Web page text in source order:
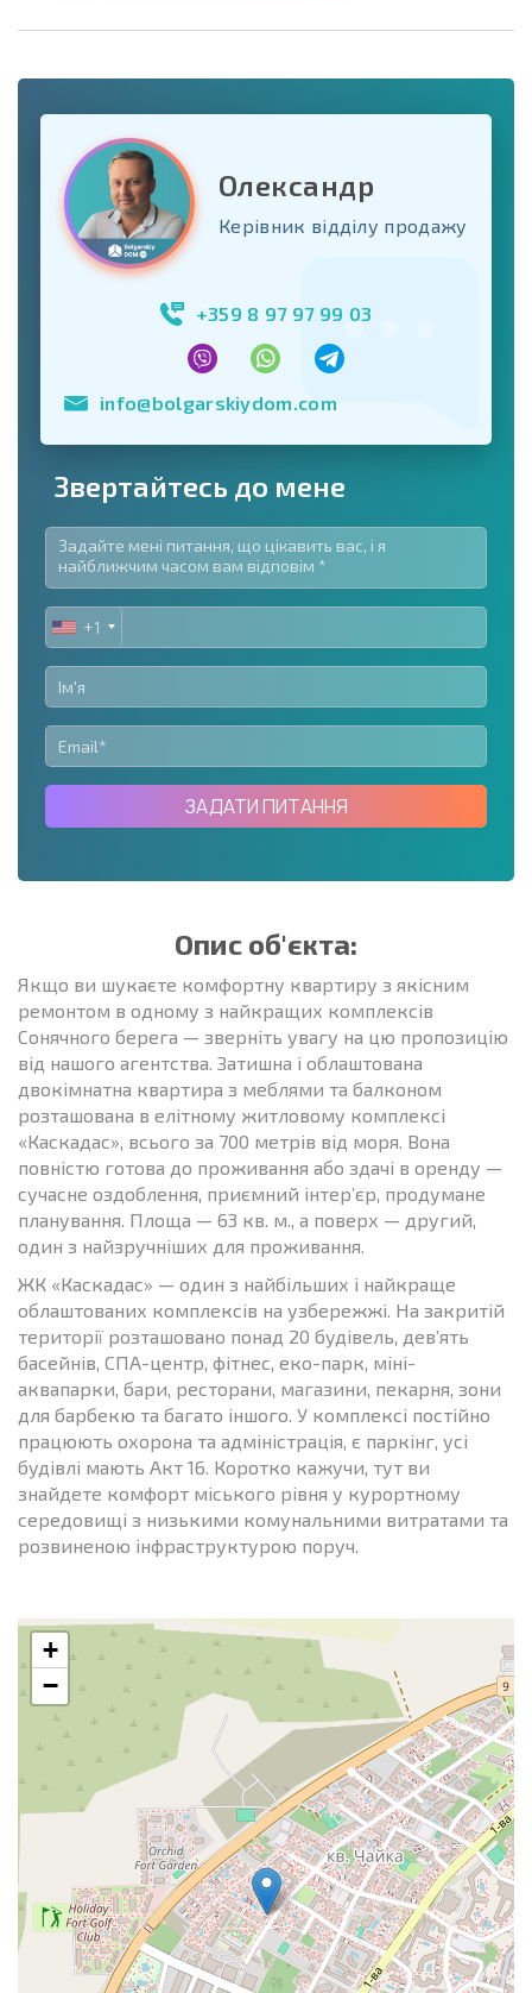
Олександр
Керівник відділу продажу
+359 8 97 97 99 03
info@bolgarskiydom.com
Звертайтесь до мене
UNITED
STATES
+1
+1
ЗАДАТИ ПИТАННЯ
Опис об'єкта:
Якщо ви шукаєте комфортну квартиру з якісним
ремонтом в одному з найкращих комплексів
Сонячного берега — зверніть увагу на цю пропозицію
від нашого агентства. Затишна і облаштована
двокімнатна квартира з меблями та балконом
розташована в елітному житловому комплексі
«Каскадас», всього за 700 метрів від моря. Вона
повністю готова до проживання або здачі в оренду —
сучасне оздоблення, приємний інтер’єр, продумане
планування. Площа — 63 кв. м., а поверх — другий,
один з найзручніших для проживання.
ЖК «Каскадас» — один з найбільших і найкраще
облаштованих комплексів на узбережжі. На закритій
території розташовано понад 20 будівель, дев’ять
басейнів, СПА-центр, фітнес, еко-парк, міні-
аквапарки, бари, ресторани, магазини, пекарня, зони
для барбекю та багато іншого. У комплексі постійно
працюють охорона та адміністрація, є паркінг, усі
будівлі мають Акт 16. Коротко кажучи, тут ви
знайдете комфорт міського рівня у курортному
середовищі з низькими комунальними витратами та
розвиненою інфраструктурою поруч.
+
−